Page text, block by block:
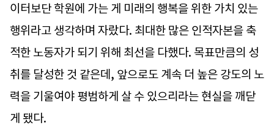
이터보단 학원에 가는 게 미래의 행복을 위한 가치 있는
행위라고 생각하며 자랐다. 최대한 많은 인적자본을 축
적한 노동자가 되기 위해 최선을 다했다. 목표만큼의 성
취를 달성한 것 같은데, 앞으로도 계속 더 높은 강도의 노
력을 기울여야 평범하게 살 수 있으리라는 현실을 깨닫
게 됐다.